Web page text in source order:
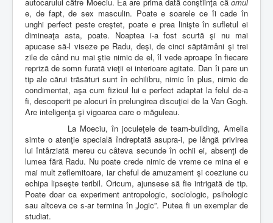
e, de fapt, de sex masculin. Poate e soarele ce îi cade în
unghi perfect peste creştet, poate e prea linişte în sufletul ei
dimineaţa asta, poate. Noaptea i-a fost scurtă şi nu mai
apucase să-l viseze pe Radu, deşi, de cinci săptămâni şi trei
zile de când nu mai ştie nimic de el, îl vede aproape în fiecare
repriză de somn furată vieţii ei interioare agitate. Dan îi pare un
tip ale cărui trăsături sunt în echilibru, nimic în plus, nimic de
condimentat, aşa cum fizicul lui e perfect adaptat la felul de-a
fi, descoperit pe alocuri în prelungirea discuţiei de la Van Gogh.
Are inteligenţa şi vigoarea care o măguleau.
La Moeciu, în joculeţele de team-building, Amelia
simte o atenţie specială îndreptată asupra-i, pe lângă privirea
lui întârziată mereu cu câteva secunde în ochii ei, absenţi de
lumea fără Radu. Nu poate crede nimic de vreme ce mina ei e
mai mult zeflemitoare, iar cheful de amuzament şi coeziune cu
echipa lipseşte teribil. Oricum, ajunsese să fie intrigată de tip.
Poate doar ca experiment antropologic, sociologic, psihologic
sau altceva ce s-ar termina în „logic”. Putea fi un exemplar de
studiat.